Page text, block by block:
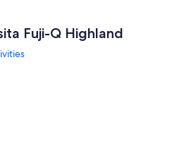
Fuji-Q Highland